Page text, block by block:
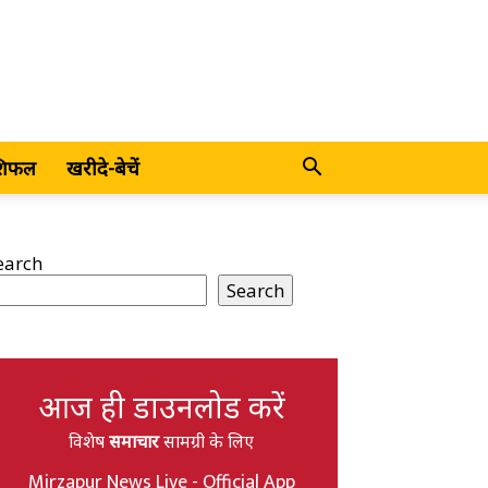
खरीदे-बेचें
Search
आज ही डाउनलोड करें
विशेषसमाचारसामग्री के लिए